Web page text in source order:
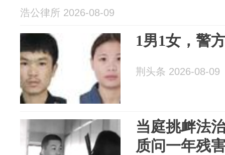
浩公律所 2026-08-09
1男1女，警
荆头条 2026-08-09
当庭挑衅法
质问一年残